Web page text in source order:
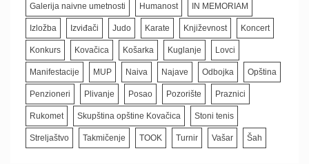
Galerija naivne umetnosti Humanost IN MEMORIAM
Izložba Izviđači Judo Karate Književnost Koncert
Konkurs Kovačica Košarka Kuglanje Lovci
Manifestacije MUP Naiva Najave Odbojka Opština
Penzioneri Plivanje Posao Pozorište Praznici
Rukomet Skupština opštine Kovačica Stoni tenis
Streljaštvo Takmičenje TOOK Turnir Vašar Šah